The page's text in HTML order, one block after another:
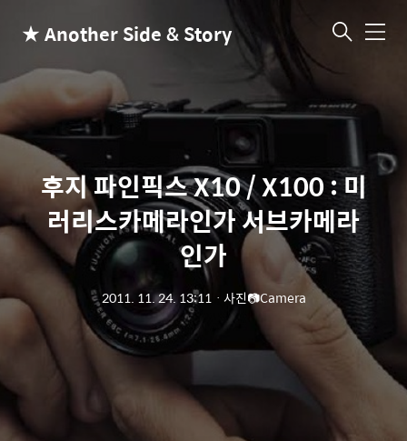
★ Another Side & Story 메
후지 파인픽스 X10 / X100 : 미
러리스카메라인가 서브카메라
인가
2011. 11. 24. 13:11ㆍ 사진📷Camera